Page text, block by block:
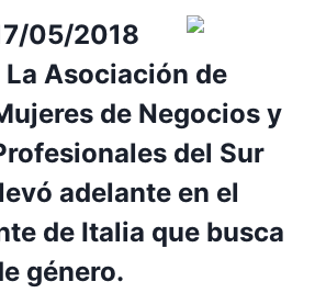
05/2018
La Asociación de
de Negocios y
del Sur
adelante en el
de Italia que busca
género.